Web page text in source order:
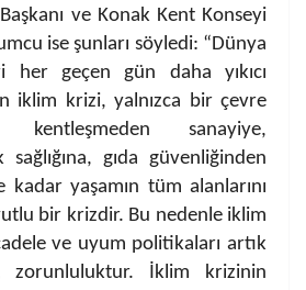
ve Konak Kent Konseyi
ise şunları söyledi: “Dünya
her geçen gün daha yıkıcı
iklim krizi, yalnızca bir çevre
sanayiye,
gıda güvenliğinden
kadar yaşamın tüm alanlarını
bir krizdir. Bu nedenle iklim
ve uyum politikaları artık
İklim krizinin